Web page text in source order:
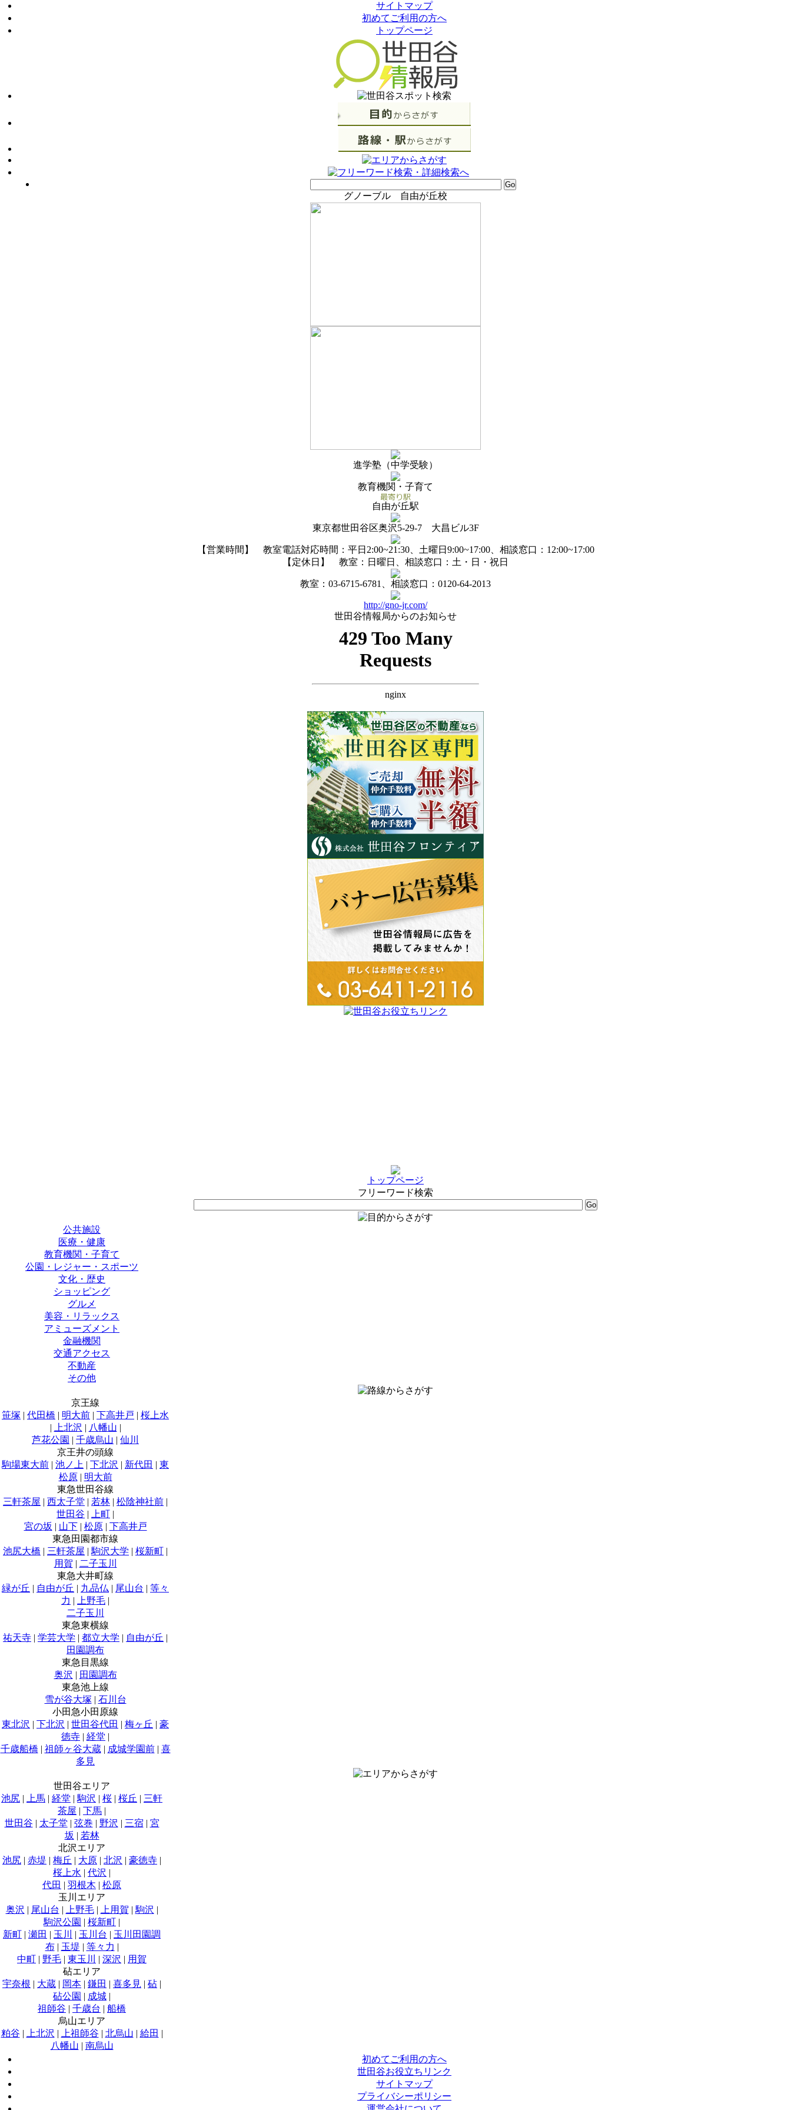
サイトマップ
初めてご利用の方へ
トップページ
グノーブル 自由が丘校
進学塾（中学受験）
教育機関・子育て
自由が丘駅
東京都世田谷区奥沢5-29-7 大昌ビル3F
【営業時間】 教室電話対応時間：平日2:00~21:30、土曜日9:00~17:00、相談窓口：12:00~17:00
【定休日】 教室：日曜日、相談窓口：土・日・祝日
教室：03-6715-6781、相談窓口：0120-64-2013
http://gno-jr.com/
世田谷情報局からのお知らせ
トップページ
フリーワード検索
公共施設
医療・健康
教育機関・子育て
公園・レジャー・スポーツ
文化・歴史
ショッピング
グルメ
美容・リラックス
アミューズメント
金融機関
交通アクセス
不動産
その他
京王線
笹塚 | 代田橋 | 明大前 | 下高井戸 | 桜上水
|
上北沢 | 八幡山 |
芦花公園 | 千歳烏山 | 仙川
京王井の頭線
駒場東大前 | 池ノ上 | 下北沢 | 新代田 | 東
松原| 明大前
東急世田谷線
三軒茶屋 | 西太子堂 | 若林 | 松陰神社前 |
世田谷 | 上町 |
宮の坂 | 山下| 松原| 下高井戸
東急田園都市線
池尻大橋 | 三軒茶屋 | 駒沢大学 | 桜新町 |
用賀 | 二子玉川
東急大井町線
緑が丘 | 自由が丘 | 九品仏 | 尾山台 | 等々
力 | 上野毛 |
二子玉川
東急東横線
祐天寺 | 学芸大学 | 都立大学 | 自由が丘 |
田園調布
東急目黒線
奥沢 | 田園調布
東急池上線
雪が谷大塚 | 石川台
小田急小田原線
東北沢 | 下北沢 | 世田谷代田 | 梅ヶ丘 | 豪
徳寺 | 経堂 |
千歳船橋 | 祖師ヶ谷大蔵| 成城学園前| 喜
多見
世田谷エリア
池尻 | 上馬 | 経堂 | 駒沢 | 桜 | 桜丘 | 三軒
茶屋 | 下馬 |
世田谷 | 太子堂 | 弦巻 | 野沢 | 三宿 | 宮
坂 | 若林
北沢エリア
池尻 | 赤堤 | 梅丘 | 大原 | 北沢 | 豪徳寺 |
桜上水 | 代沢 |
代田 | 羽根木 | 松原
玉川エリア
奥沢 | 尾山台 | 上野毛| 上用賀 | 駒沢 |
駒沢公園 | 桜新町 |
新町 | 瀬田 | 玉川 | 玉川台 | 玉川田園調
布| 玉堤 | 等々力 |
中町 | 野毛 | 東玉川 | 深沢 | 用賀
砧エリア
宇奈根 | 大蔵 | 岡本 | 鎌田 | 喜多見 | 砧 |
砧公園 | 成城 |
祖師谷 | 千歳台 | 船橋
烏山エリア
粕谷 | 上北沢 | 上祖師谷 | 北烏山 | 給田 |
八幡山 | 南烏山
初めてご利用の方へ
世田谷お役立ちリンク
サイトマップ
プライバシーポリシー